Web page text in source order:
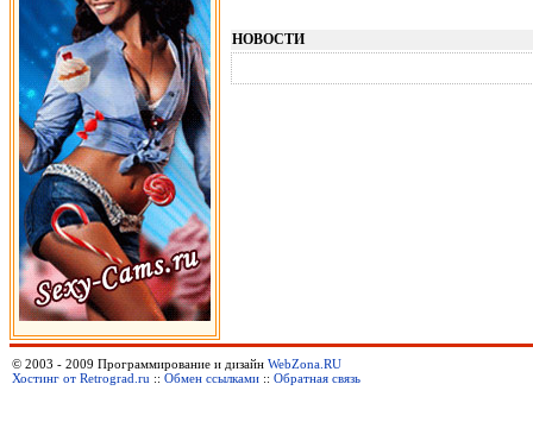
НОВОСТИ
© 2003 - 2009 Программирование и дизайн WebZona.RU
Хостинг от Retrograd.ru :: Обмен ссылками :: Обратная связь